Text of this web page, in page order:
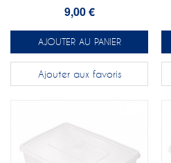
9,00 €
AJOUTER AU PANIER
Ajouter aux favoris